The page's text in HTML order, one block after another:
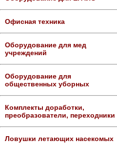
Офисная техника
Оборудование для мед
учреждений
Оборудование для
общественных уборных
Комплекты доработки,
преобразователи, переходники
Ловушки летающих насекомых